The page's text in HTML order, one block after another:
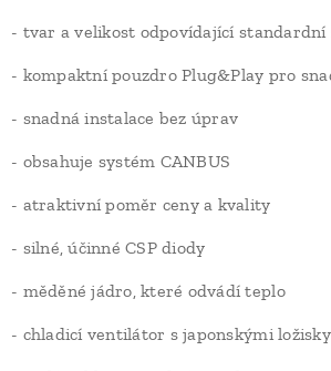
- tvar a velikost odpovídající standardní
- kompaktní pouzdro Plug&Play pro
- snadná instalace bez úprav
- obsahuje systém CANBUS
- atraktivní poměr ceny a kvality
- silné, účinné CSP diody
- měděné jádro, které odvádí teplo
- chladicí ventilátor s japonskými ložisky